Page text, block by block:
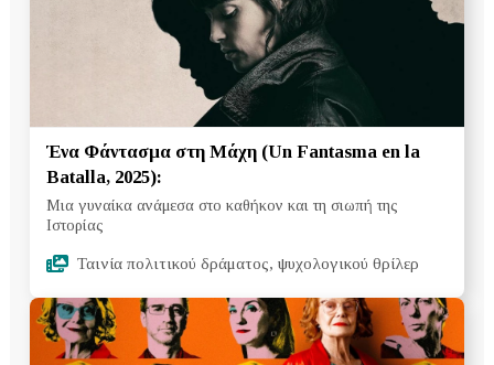
Ένα Φάντασμα στη Μάχη (Un Fantasma en la
Batalla, 2025):
Μια γυναίκα ανάμεσα στο καθήκον και τη σιωπή της
Ιστορίας
Ταινία πολιτικού δράματος, ψυχολογικού θρίλερ